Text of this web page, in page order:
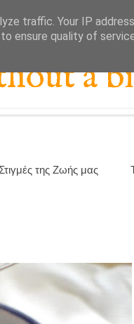
a
Στιγμές της Ζωής μας
traffic. Your IP
ensure quality of